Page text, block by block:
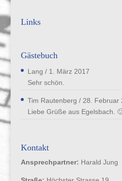
Links
Gästebuch
Lang / 1. März 2017
Sehr schön.
Tim Rautenberg / 28. Februar
Liebe Grüße aus Egelsbach.
Kontakt
Ansprechpartner: Harald Jung